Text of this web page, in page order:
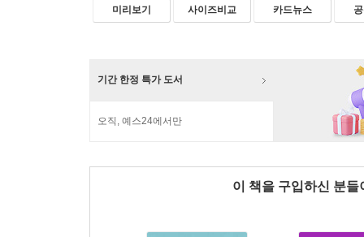
미리보기 사이즈비교 카드뉴스
기간 한정 특가 도서
오직, 예스24에서만
이 책을 구입하신 분